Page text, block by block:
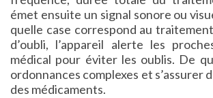
émet ensuite un signal sonore ou
quelle case correspond au
d’oubli, l’appareil alerte les
médical pour éviter les oublis. De
ordonnances complexes et s’assurer
des médicaments.